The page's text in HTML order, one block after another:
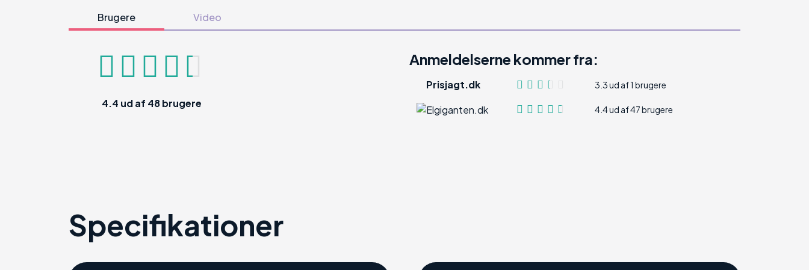
Brugere Video
4.4 ud af 48brugere
Anmeldelserne kommer fra:
Prisjagt.dk 3.3 ud af 1 brugere
4.4 ud af 47 brugere
Specifikationer